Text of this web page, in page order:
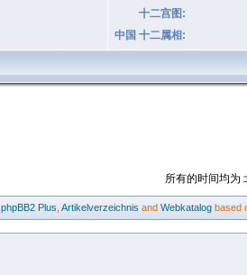
十二宫图:
中国 十二属相:
所有的时间均为
phpBB2 Plus Artikelverzeichnis and Webkatalog based